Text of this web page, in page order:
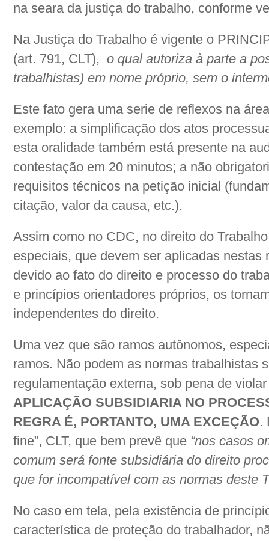
na seara da justiça do trabalho, conforme
Na Justiça do Trabalho é vigente o
(art. 791, CLT), o qual autoriza à parte a
trabalhistas) em nome próprio, sem o
Este fato gera uma serie de reflexos na
exemplo: a simplificação dos atos
esta oralidade também está presente na
contestação em 20 minutos; a não
requisitos técnicos na petição inicial
citação, valor da causa, etc.).
Assim como no CDC, no direito do
especiais, que devem ser aplicadas nestas
devido ao fato do direito e processo do
e princípios orientadores próprios, os
independentes do direito.
Uma vez que são ramos autônomos,
ramos. Não podem as normas trabalhistas
regulamentação externa, sob pena de
APLICAÇÃO SUBSIDIARIA NO
REGRA É, PORTANTO, UMA EXCEÇÃO.
fine”, CLT, que bem prevê que “nos casos
comum será fonte subsidiária do direito
que for incompatível com as normas deste
No caso em tela, pela existência de
característica de proteção do trabalhador,